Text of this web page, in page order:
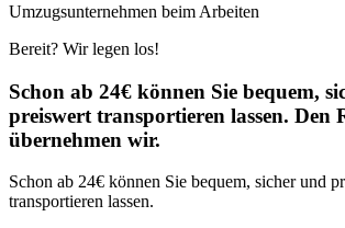
Umzugsunternehmen beim Arbeiten
Bereit? Wir legen los!
Schon ab 24€ können Sie bequem,
preiswert transportieren lassen. Den
übernehmen wir.
Schon ab 24€ können Sie bequem, sicher und
transportieren lassen.